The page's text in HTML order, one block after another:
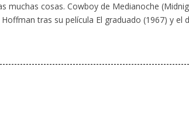
muchas cosas. Cowboy de Medianoche
tras su película El graduado (1967) y el